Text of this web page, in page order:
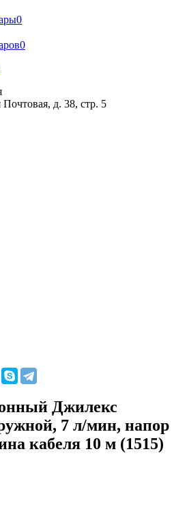
0
0
д. 38, стр. 5
Джилекс
7 л/мин, напор
кабеля 10 м (1515)